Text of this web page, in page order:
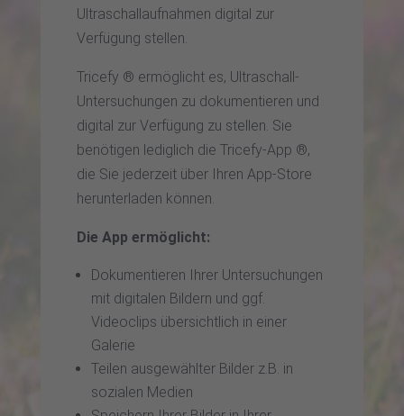
Ultraschallaufnahmen digital zur
Verfügung stellen.
Tricefy ® ermöglicht es, Ultraschall-
Untersuchungen zu dokumentieren und
digital zur Verfügung zu stellen. Sie
benötigen lediglich die Tricefy-App ®,
die Sie jederzeit über Ihren App-Store
herunterladen können.
Die App ermöglicht:
Dokumentieren Ihrer Untersuchungen
mit digitalen Bildern und ggf.
Videoclips übersichtlich in einer
Galerie
Teilen ausgewählter Bilder z.B. in
sozialen Medien